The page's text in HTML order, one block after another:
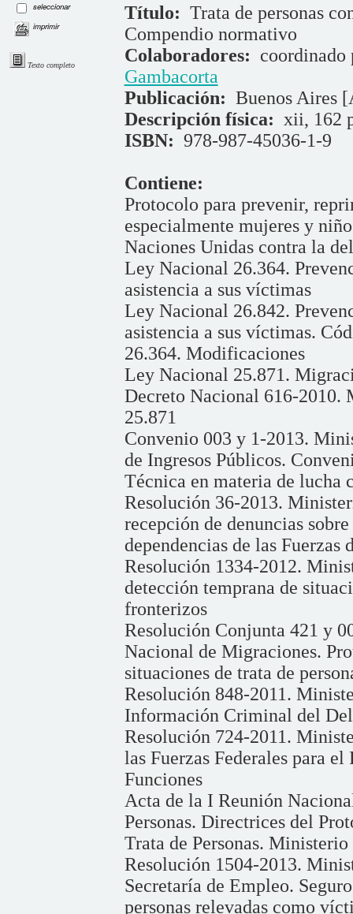
seleccionar
imprimir
Texto completo
Título: Trata de personas
Compendio normativo
Colaboradores: coordinado
Gambacorta
Publicación: Buenos Aires
Descripción física: xii, 162
ISBN: 978-987-45036-1-9
Contiene:
Protocolo para prevenir,
especialmente mujeres y
Naciones Unidas contra la
Ley Nacional 26.364.
asistencia a sus víctimas
Ley Nacional 26.842.
asistencia a sus víctimas.
26.364. Modificaciones
Ley Nacional 25.871.
Decreto Nacional 616-2010.
25.871
Convenio 003 y 1-2013.
de Ingresos Públicos.
Técnica en materia de lucha
Resolución 36-2013.
recepción de denuncias
dependencias de las
Resolución 1334-2012.
detección temprana de
fronterizos
Resolución Conjunta 421 y
Nacional de Migraciones.
situaciones de trata de
Resolución 848-2011.
Información Criminal del
Resolución 724-2011.
las Fuerzas Federales para
Funciones
Acta de la I Reunión
Personas. Directrices del
Trata de Personas.
Resolución 1504-2013.
Secretaría de Empleo.
personas relevadas como